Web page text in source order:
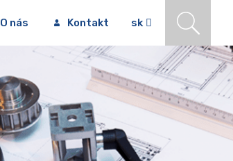
O nás Kontakt sk